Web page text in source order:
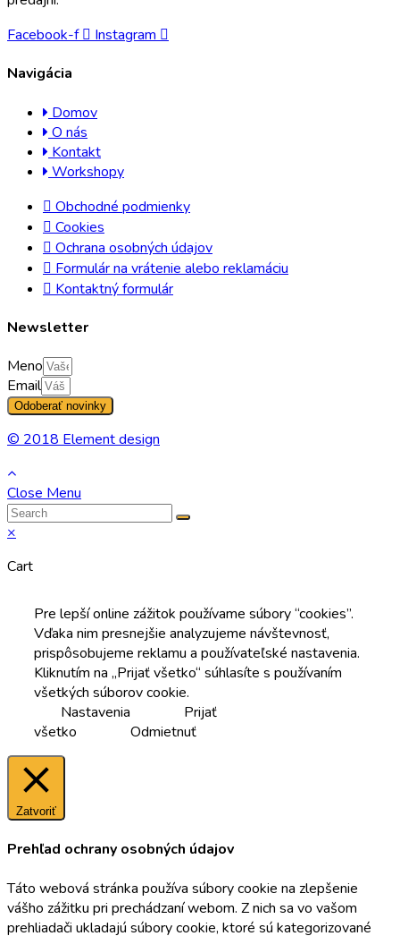
Facebook-f
Instagram
Navigácia
Domov
O nás
Kontakt
Workshopy
Obchodné podmienky
Cookies
Ochrana osobných údajov
Formulár na vrátenie alebo reklamáciu
Kontaktný formulár
Newsletter
Meno
Email
Odoberať novinky
© 2018 Element design
Close Menu
×
Cart
Pre lepší online zážitok používame súbory “cookies”.
Vďaka nim presnejšie analyzujeme návštevnosť,
prispôsobujeme reklamu a používateľské nastavenia.
Kliknutím na „Prijať všetko“ súhlasíte s používaním
všetkých súborov cookie.
Nastavenia
Prijať
všetko
Odmietnuť
Zatvoriť
Prehľad ochrany osobných údajov
Táto webová stránka používa súbory cookie na zlepšenie
vášho zážitku pri prechádzaní webom. Z nich sa vo vašom
prehliadači ukladajú súbory cookie, ktoré sú kategorizované